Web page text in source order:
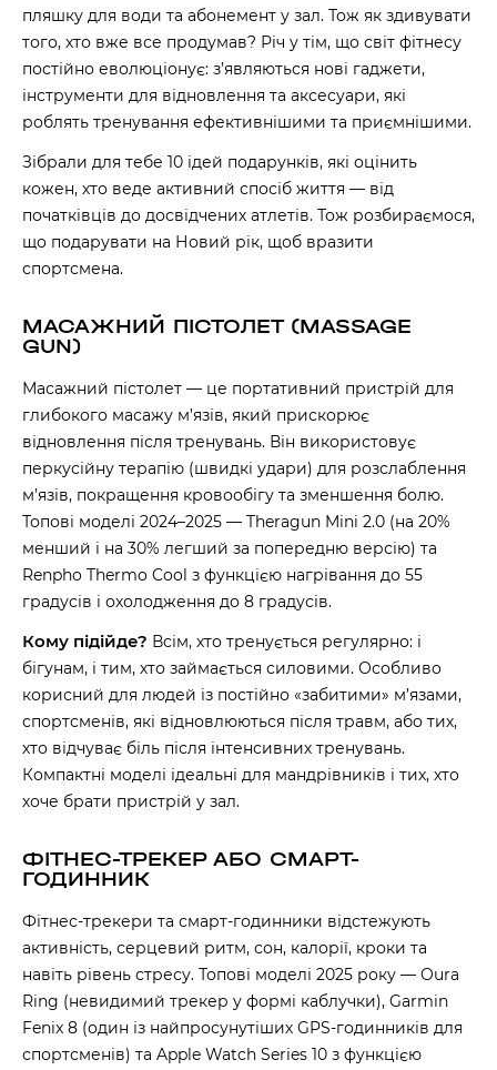
пляшку для води та абонемент у зал. Тож як здивувати
того, хто вже все продумав? Річ у тім, що світ фітнесу
постійно еволюціонує: з’являються нові гаджети,
інструменти для відновлення та аксесуари, які
роблять тренування ефективнішими та приємнішими.
Зібрали для тебе 10 ідей подарунків, які оцінить
кожен, хто веде активний спосіб життя — від
початківців до досвідчених атлетів. Тож розбираємося,
що подарувати на Новий рік, щоб вразити
спортсмена.
МАСАЖНИЙ ПІСТОЛЕТ (MASSAGE
GUN)
Масажний пістолет — це портативний пристрій для
глибокого масажу м’язів, який прискорює
відновлення після тренувань. Він використовує
перкусійну терапію (швидкі удари) для розслаблення
м’язів, покращення кровообігу та зменшення болю.
Топові моделі 2024–2025 — Theragun Mini 2.0 (на 20%
менший і на 30% легший за попередню версію) та
Renpho Thermo Cool з функцією нагрівання до 55
градусів і охолодження до 8 градусів.
Кому підійде? Всім, хто тренується регулярно: і
бігунам, і тим, хто займається силовими. Особливо
корисний для людей із постійно «забитими» м’язами,
спортсменів, які відновлюються після травм, або тих,
хто відчуває біль після інтенсивних тренувань.
Компактні моделі ідеальні для мандрівників і тих, хто
хоче брати пристрій у зал.
ФІТНЕС-ТРЕКЕР АБО СМАРТ-
ГОДИННИК
Фітнес-трекери та смарт-годинники відстежують
активність, серцевий ритм, сон, калорії, кроки та
навіть рівень стресу. Топові моделі 2025 року — Oura
Ring (невидимий трекер у формі каблучки), Garmin
Fenix 8 (один із найпросунутіших GPS-годинників для
спортсменів) та Apple Watch Series 10 з функцією